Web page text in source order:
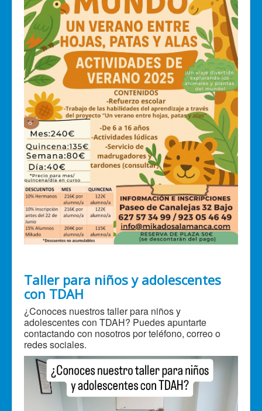
Taller para niños y adolescentes
con TDAH
¿Conoces nuestros taller para niños y
adolescentes con TDAH? Puedes apuntarte
contactando con nosotros por teléfono, correo o
redes sociales.